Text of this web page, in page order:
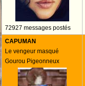
72927 messages postés
CAPUMAN
Le vengeur masqué
Gourou Pigeonneux